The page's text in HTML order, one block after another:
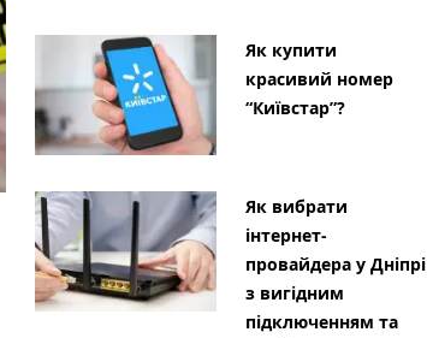
Як купити
красивий номер
“Київстар”?
Як вибрати
інтернет-
провайдера у Дніпрі
з вигідним
підключенням та